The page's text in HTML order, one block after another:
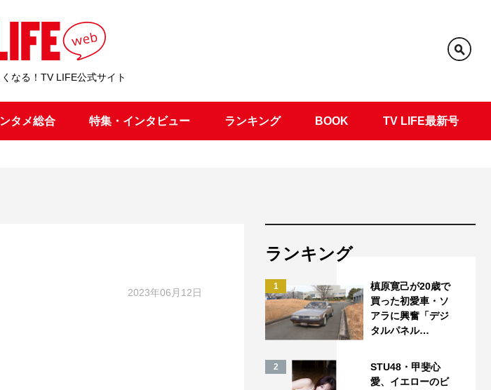
なる！TV LIFE公式サイト
タメ総合 特集・インタビュー ランキング BOOK TV LIFE最新号
2023年06月12日
ランキング
1
槙原寛己が20歳で
買った初愛車・ソ
アラに興奮「デジ
タルパネル…
2
STU48・甲斐心
愛、イエローのビ